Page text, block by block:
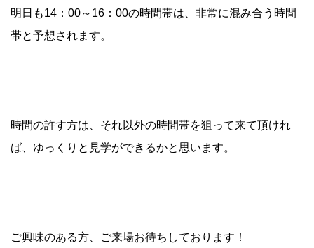
明日も14：00～16：00の時間帯は、非常に混み合う時間
帯と予想されます。
時間の許す方は、それ以外の時間帯を狙って来て頂けれ
ば、ゆっくりと見学ができるかと思います。
ご興味のある方、ご来場お待ちしております！